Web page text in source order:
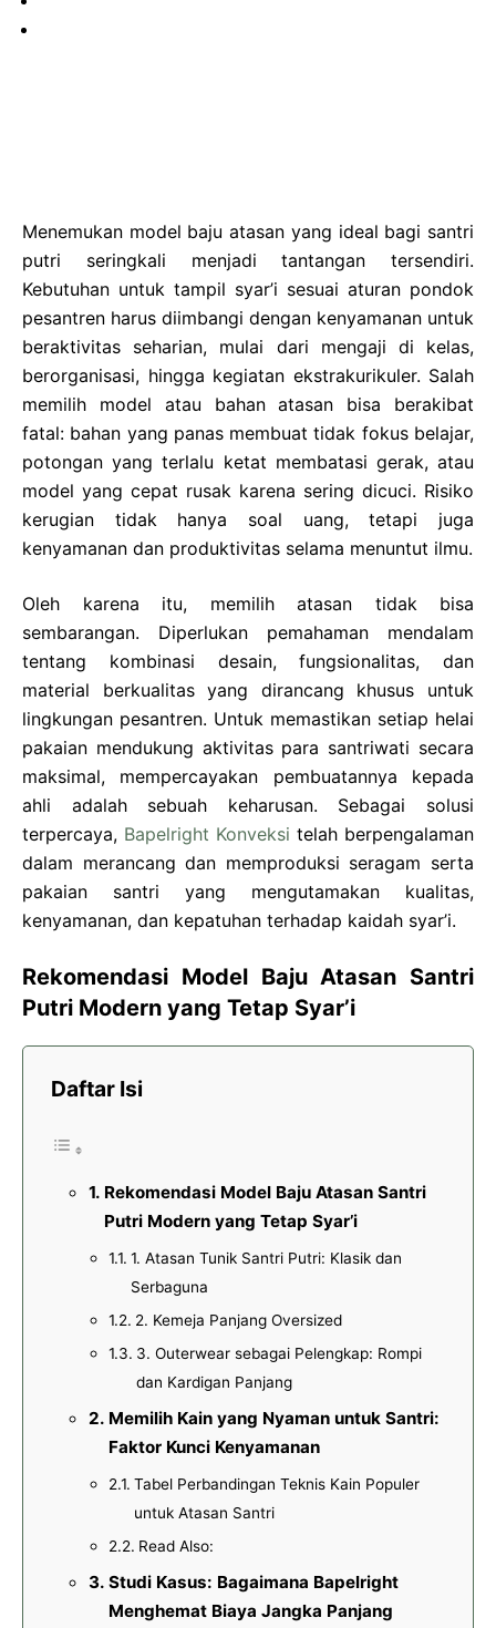
Menemukan model baju atasan yang ideal bagi santri
putri seringkali menjadi tantangan tersendiri.
Kebutuhan untuk tampil syar’i sesuai aturan pondok
pesantren harus diimbangi dengan kenyamanan untuk
beraktivitas seharian, mulai dari mengaji di kelas,
berorganisasi, hingga kegiatan ekstrakurikuler. Salah
memilih model atau bahan atasan bisa berakibat
fatal: bahan yang panas membuat tidak fokus belajar,
potongan yang terlalu ketat membatasi gerak, atau
model yang cepat rusak karena sering dicuci. Risiko
kerugian tidak hanya soal uang, tetapi juga
kenyamanan dan produktivitas selama menuntut ilmu.
Oleh karena itu, memilih atasan tidak bisa
sembarangan. Diperlukan pemahaman mendalam
tentang kombinasi desain, fungsionalitas, dan
material berkualitas yang dirancang khusus untuk
lingkungan pesantren. Untuk memastikan setiap helai
pakaian mendukung aktivitas para santriwati secara
maksimal, mempercayakan pembuatannya kepada
ahli adalah sebuah keharusan. Sebagai solusi
terpercaya, Bapelright Konveksi telah berpengalaman
dalam merancang dan memproduksi seragam serta
pakaian santri yang mengutamakan kualitas,
kenyamanan, dan kepatuhan terhadap kaidah syar’i.
Rekomendasi Model Baju Atasan Santri
Putri Modern yang Tetap Syar’i
Daftar Isi
Rekomendasi Model Baju Atasan Santri
Putri Modern yang Tetap Syar’i
1. Atasan Tunik Santri Putri: Klasik dan
Serbaguna
2. Kemeja Panjang Oversized
3. Outerwear sebagai Pelengkap: Rompi
dan Kardigan Panjang
Memilih Kain yang Nyaman untuk Santri:
Faktor Kunci Kenyamanan
Tabel Perbandingan Teknis Kain Populer
untuk Atasan Santri
Read Also:
Studi Kasus: Bagaimana Bapelright
Menghemat Biaya Jangka Panjang